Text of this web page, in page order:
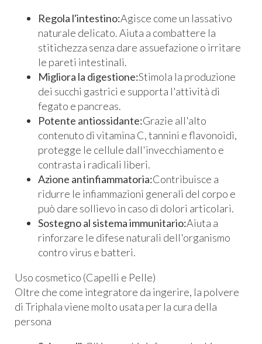
Regola l'intestino:Agisce come un lassativo
naturale delicato. Aiuta a combattere la
stitichezza senza dare assuefazione o irritare
le pareti intestinali.
Migliora la digestione:Stimola la produzione
dei succhi gastrici e supporta l'attività di
fegato e pancreas.
Potente antiossidante:Grazie all'alto
contenuto di vitamina C, tannini e flavonoidi,
protegge le cellule dall'invecchiamento e
contrasta i radicali liberi.
Azione antinfiammatoria:Contribuisce a
ridurre le infiammazioni generali del corpo e
può dare sollievo in caso di dolori articolari.
Sostegno al sistema immunitario:Aiuta a
rinforzare le difese naturali dell'organismo
contro virus e batteri.
Uso cosmetico (Capelli e Pelle)
Oltre che come integratore da ingerire, la polvere
di Triphala viene molto usata per la cura della
persona